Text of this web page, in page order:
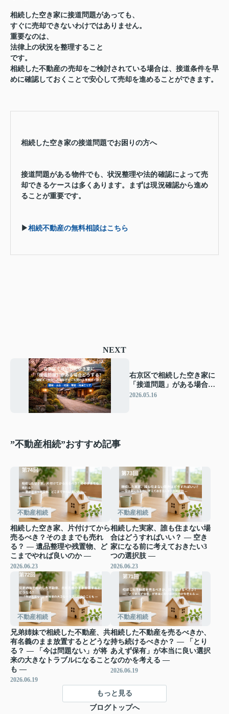
相続した空き家に接道問題があっても、
すぐに売却できないわけではありません。
重要なのは、
法律上の状況を整理すること
です。
相続した不動産の売却をご検討されている場合は、接道条件を早
めに確認しておくことで安心して売却を進めることができます。
相続した空き家の接道問題でお困りの方へ
接道問題がある物件でも、状況整理や法的確認によって売
却できるケースは多くあります。まずは現況確認から進め
ることが重要です。
▶相続不動産の無料相談はこちら
NEXT
右京区で相続した空き家に
「接道問題」がある場合ど
うする？ ― 建替え・売
2026.05.16
”不動産相続”おすすめ記事
不動産相続
相続した空き家、片付けてから
売るべき？そのままでも売れ
る？ ― 遺品整理や残置物、ど
こまでやれば良いのか ―
2026.06.23
不動産相続
相続した実家、誰も住まない場
合はどうすればいい？ ― 空き
家になる前に考えておきたい3
つの選択肢 ―
2026.06.23
不動産相続
兄弟姉妹で相続した不動産、共
有名義のまま放置するとどうな
る？ ― 「今は問題ない」が将
来の大きなトラブルになること
も ―
2026.06.19
不動産相続
相続した不動産を売るべきか、
持ち続けるべきか？ ― 「とり
あえず保有」が本当に良い選択
なのかを考える ―
2026.06.19
もっと見る
ブログトップへ